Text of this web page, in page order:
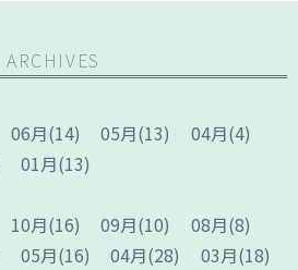
ARCHIVES
06月(14) 05月(13) 04月(4)
01月(13)
10月(16) 09月(10) 08月(8)
05月(16) 04月(28) 03月(18)